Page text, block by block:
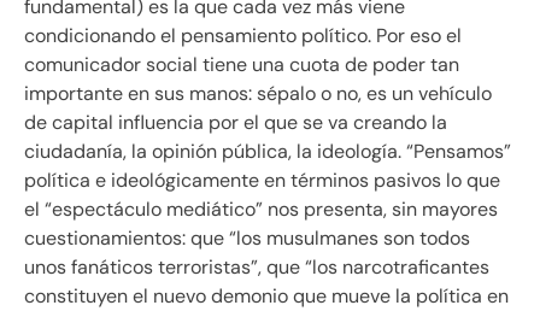
fundamental) es la que cada vez más viene
condicionando el pensamiento político. Por eso el
comunicador social tiene una cuota de poder tan
importante en sus manos: sépalo o no, es un vehículo
de capital influencia por el que se va creando la
ciudadanía, la opinión pública, la ideología. “Pensamos”
política e ideológicamente en términos pasivos lo que
el “espectáculo mediático” nos presenta, sin mayores
cuestionamientos: que “los musulmanes son todos
unos fanáticos terroristas”, que “los narcotraficantes
constituyen el nuevo demonio que mueve la política en